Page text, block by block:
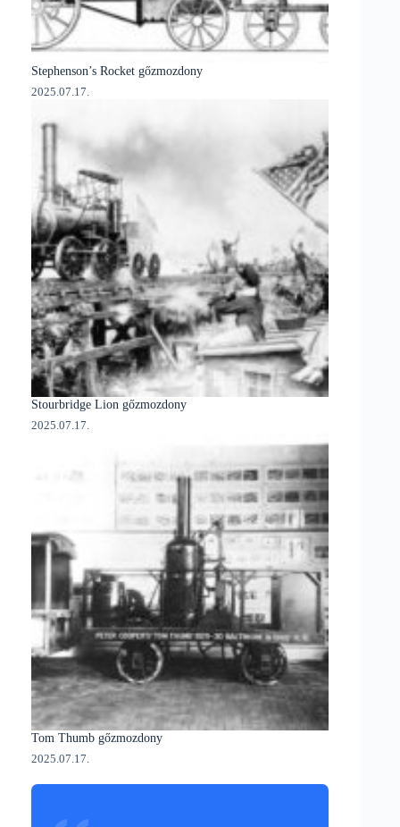
Stephenson’s Rocket gőzmozdony
2025.07.17.
Stourbridge Lion gőzmozdony
2025.07.17.
Tom Thumb gőzmozdony
2025.07.17.